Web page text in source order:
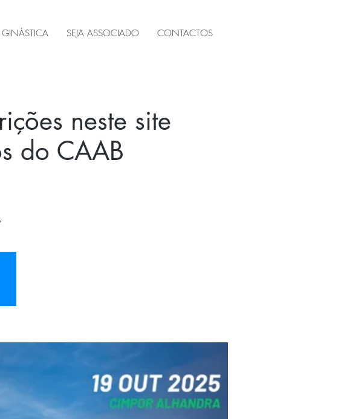
GINÁSTICA SEJA ASSOCIADO CONTACTOS
neste site
do CAAB